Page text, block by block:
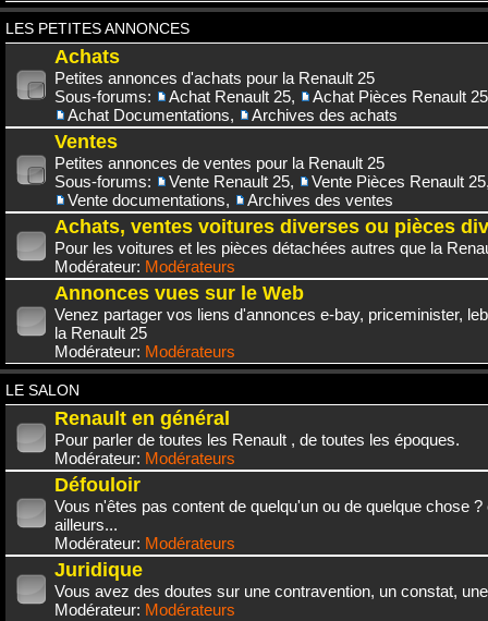
LES PETITES ANNONCES
Achats
Petites annonces d'achats pour la Renault 25
Sous-forums:
Achat Renault 25,
Achat Pièces Renault 25
Achat Documentations, Archives des achats
Ventes
Petites annonces de ventes pour la Renault 25
Sous-forums:
Vente Renault 25, Vente Pièces Renault 25
Vente documentations, Archives des ventes
Achats, ventes voitures diverses ou pièces
Pour les voitures et les pièces détachées autres que la
Modérateur: Modérateurs
Annonces vues sur le Web
Venez partager vos liens d'annonces e-bay, priceminister,
la Renault 25
Modérateur: Modérateurs
LE SALON
Renault en général
Pour parler de toutes les Renault , de toutes les époques.
Modérateur: Modérateurs
Défouloir
Vous n'êtes pas content de quelqu'un ou de quelque chose
ailleurs...
Modérateur: Modérateurs
Juridique
Vous avez des doutes sur une contravention, un constat,
Modérateur: Modérateurs